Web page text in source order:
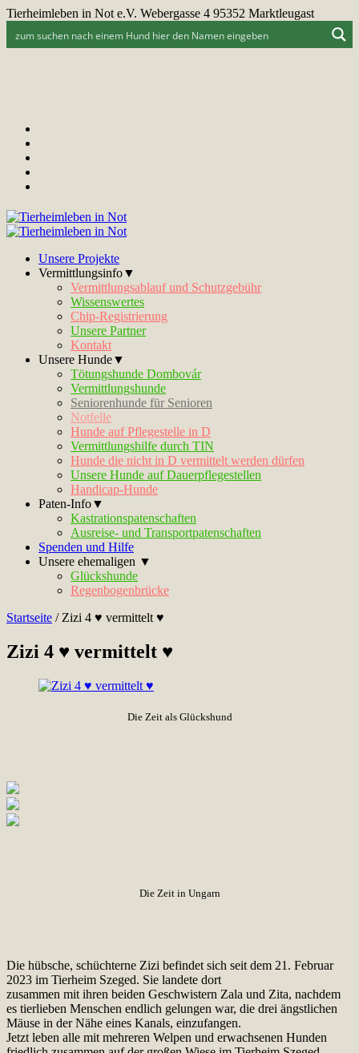
Tierheimleben in Not e.V. Webergasse 4 95352 Marktleugast
Unsere Projekte
Vermittlungsinfo▼
Vermittlungsablauf und Schutzgebühr
Wissenswertes
Chip-Registrierung
Unsere Partner
Kontakt
Unsere Hunde▼
Tötungshunde Dombovár
Vermittlungshunde
Seniorenhunde für Senioren
Notfelle
Hunde auf Pflegestelle in D
Vermittlungshilfe durch TIN
Hunde die nicht in D vermittelt werden dürfen
Unsere Hunde auf Dauerpflegestellen
Handicap-Hunde
Paten-Info▼
Kastrationspatenschaften
Ausreise- und Transportpatenschaften
Spenden und Hilfe
Unsere ehemaligen ▼
Glückshunde
Regenbogenbrücke
Startseite / Zizi 4 ♥ vermittelt ♥
Zizi 4 ♥ vermittelt ♥
Die Zeit als Glückshund
Die Zeit in Ungarn
Die hübsche, schüchterne Zizi befindet sich seit dem 21. Februar
2023 im Tierheim Szeged. Sie landete dort
zusammen mit ihren beiden Geschwistern Zala und Zita, nachdem
es tierlieben Menschen endlich gelungen war, die drei ängstlichen
Mäuse in der Nähe eines Kanals, einzufangen.
Jetzt leben alle mit mehreren Welpen und erwachsenen Hunden